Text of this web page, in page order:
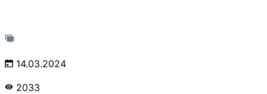
14.03.2024
2033